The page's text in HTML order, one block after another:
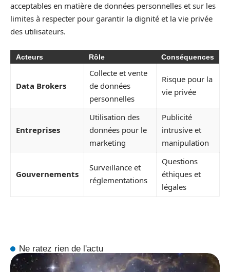
acceptables en matière de données personnelles et sur les
limites à respecter pour garantir la dignité et la vie privée
des utilisateurs.
Acteurs Rôle Conséquences
Data Brokers
Collecte et vente
de données
personnelles
Risque pour la
vie privée
Entreprises
Utilisation des
données pour le
marketing
Publicité
intrusive et
manipulation
Gouvernements
Surveillance et
réglementations
Questions
éthiques et
légales
Ne ratez rien de l'actu